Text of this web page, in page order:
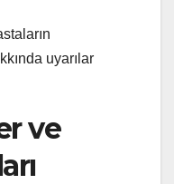
uyarılar
ve